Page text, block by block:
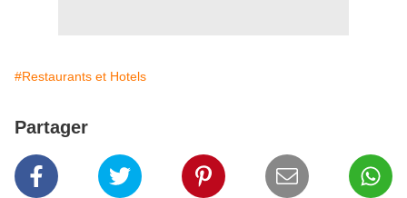
#Restaurants et Hotels
Partager